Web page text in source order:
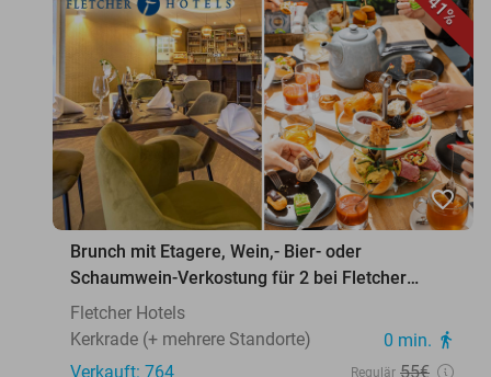
41%
favorite_border
Brunch mit Etagere, Wein,- Bier- oder
Schaumwein-Verkostung für 2 bei Fletcher
Hotels
Fletcher Hotels
Kerkrade (+ mehrere Standorte)
0 min. directions_walk
Verkauft: 764 Regulär 55€